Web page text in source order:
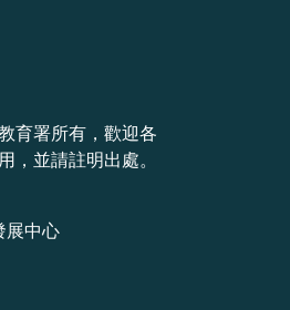
育署所有，歡迎各
，並請註明出處。
展中心